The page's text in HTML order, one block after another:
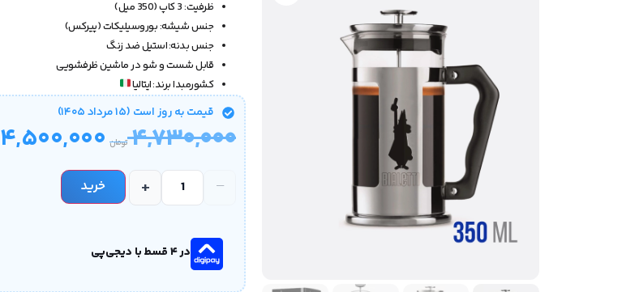
ظرفیت: 3 کاپ (350 میل)
جنس شیشه: بوروسیلیکات (پیرکس)
جنس بدنه: استیل ضد زنگ
قابل شست و شو در ماشین ظرفشویی
کشورمبدا برند: ایتالیا
قیمت‌ به روز است (۱۵ مرداد ۱۴۰۵)
۴,۷۳۰,۰۰۰ تومان ۴,۵۰۰,۰۰۰
−
+ خرید
در ۴ قسط با دیجی‌پی